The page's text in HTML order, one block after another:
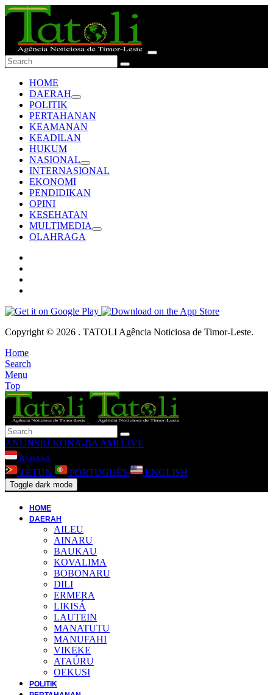
HOME
DAERAH
POLITIK
PERTAHANAN
KEAMANAN
KEADILAN
HUKUM
NASIONAL
INTERNASIONAL
EKONOMI
PENDIDIKAN
OPINI
KESEHATAN
MULTIMEDIA
OLAHRAGA
Copyright © 2026 . TATOLI Agência Noticiosa de Timor-Leste.
Home
Search
Menu
Top
ANUNSIU KONA-BA AMI LIVE
BAHASA
TETUN PORTUGUÊS ENGLISH
Toggle dark mode
HOME
DAERAH
AILEU
AINARU
BAUKAU
KOVALIMA
BOBONARU
DILI
ERMERA
LIKISÁ
LAUTEIN
MANATUTU
MANUFAHI
VIKEKE
ATAÚRU
OEKUSI
POLITIK